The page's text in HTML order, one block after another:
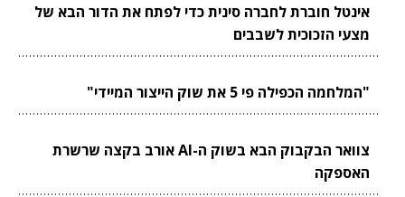
אינטל חוברת לחברה סינית כדי לפתח את הדור הבא של
מצעי הזכוכית לשבבים
"המלחמה הכפילה פי 5 את שוק הייצור המיידי"
צוואר הבקבוק הבא בשוק ה-AI אורב בקצה שרשרת
האספקה